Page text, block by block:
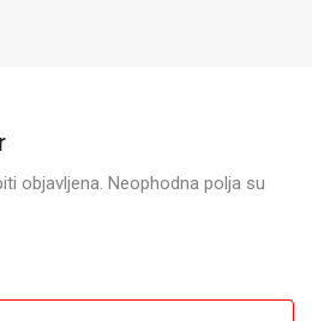
objavljena. Neophodna polja su